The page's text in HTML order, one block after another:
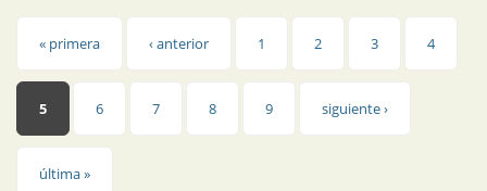
Páginas
« primera ‹ anterior 1 2 3 4
5 6 7 8 9 siguiente ›
última »